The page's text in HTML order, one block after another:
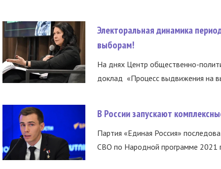
Электоральная динамика
выборам!
На днях Центр общественно-
доклад «Процесс выдвижения на
В России запускают
Партия «Единая Россия»
СВО по Народной программе 2021